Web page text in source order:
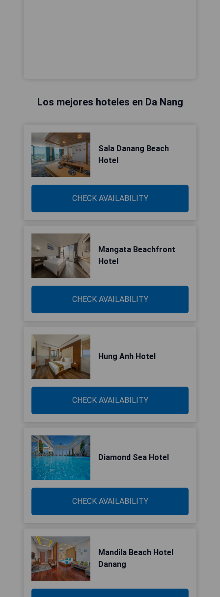
Los mejores hoteles en Da Nang
Sala Danang Beach
Hotel
CHECK AVAILABILITY
Mangata Beachfront
Hotel
CHECK AVAILABILITY
Hung Anh Hotel
CHECK AVAILABILITY
Diamond Sea Hotel
CHECK AVAILABILITY
Mandila Beach Hotel
Danang